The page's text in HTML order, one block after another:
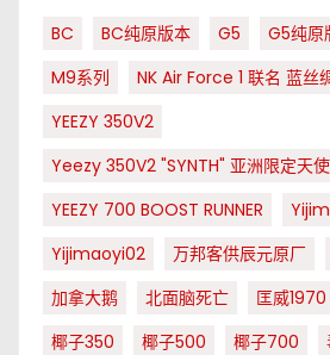
BC BC纯原版本 G5 G5纯原
M9系列
NK Air Force 1 联名 蓝丝
YEEZY 350V2
Yeezy 350V2 "SYNTH" 亚洲限定天
YEEZY 700 BOOST RUNNER
Yijimaoyi02
万邦客供辰元原厂
加拿大鹅
北面脑死亡 匡威1970
椰子350
椰子500 椰子700